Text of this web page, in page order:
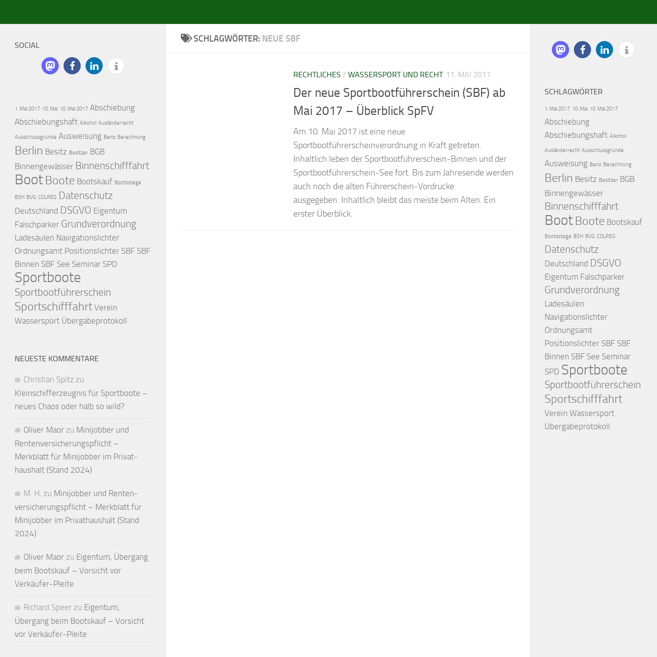
SCHLAGWÖRTER: NEUE SBF
RECHTLICHES / WASSERSPORT UND RECHT 11. MAI 2017
Der neue Sport­boot­füh­rer­schein (SBF) ab
Mai 2017 – Überblick SpFV
Am 10. Mai 2017 ist eine neue
Sportbootführerscheinverordnung in Kraft getreten.
Inhaltlich leben der Sportbootführerschein-Binnen und der
Sportbootführerschein-See fort. Bis zum Jahresende werden
auch noch die alten Führerschein-Vordrucke
ausgegeben. Inhaltlich bleibt das meiste beim Alten. Ein
erster Überblick.
SOCIAL
1. Mai 2017 10. Mai 10. Mai 2017 Abschiebung
Abschiebungshaft Alkohol Ausländerrecht
Ausschlussgründe Ausweisung Benz Berechnung
Berlin Besitz Besitzer BGB
Binnengewässer Binnenschifffahrt
Boot Boote Bootskauf Bootsstege
BSH BVG COLREG Datenschutz
Deutschland DSGVO Eigentum
Falschparker Grundverordnung
Ladesäulen Navigationslichter
Ordnungsamt Positionslichter SBF SBF
Binnen SBF See Seminar SPD
Sportboote
Sportbootführerschein
Sportschifffahrt Verein
Wassersport Übergabeprotokoll
NEUESTE KOMMENTARE
Christian Spitz zu
Kleinschifferzeugnis für Sportboote –
neues Chaos oder halb so wild?
Oliver Maor zu Minijobber und
Renten­versicherungs­pflicht –
Merkblatt für Mini­jobber im Privat­
haushalt (Stand 2024)
M. H. zu Minijobber und Renten­
versicherungs­pflicht – Merkblatt für
Mini­jobber im Privat­haushalt (Stand
2024)
Oliver Maor zu Eigentum, Übergang
beim Bootskauf – Vorsicht vor
Verkäufer-Pleite
Richard Speer zu Eigentum,
Übergang beim Bootskauf – Vorsicht
vor Verkäufer-Pleite
SCHLAGWÖRTER
1. Mai 2017 10. Mai 10. Mai 2017
Abschiebung
Abschiebungshaft Alkohol
Ausländerrecht Ausschlussgründe
Ausweisung Benz Berechnung
Berlin Besitz Besitzer BGB
Binnengewässer
Binnenschifffahrt
Boot Boote Bootskauf
Bootsstege BSH BVG COLREG
Datenschutz
Deutschland DSGVO
Eigentum Falschparker
Grundverordnung
Ladesäulen
Navigationslichter
Ordnungsamt
Positionslichter SBF SBF
Binnen SBF See Seminar
SPD Sportboote
Sportbootführerschein
Sportschifffahrt
Verein Wassersport
Übergabeprotokoll